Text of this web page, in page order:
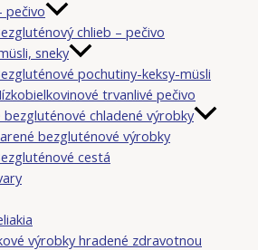
pečivo
chlieb – pečivo
sneky
pochutiny-keksy-müsli
trvanlivé pečivo
chladené výrobky
bezgluténové výrobky
cestá
výrobky hradené zdravotnou